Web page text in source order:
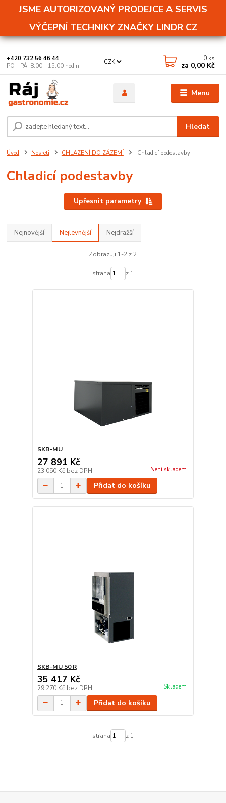
JSME AUTORIZOVANÝ PRODEJCE A SERVIS
VÝČEPNÍ TECHNIKY ZNAČKY LINDR CZ
Menu
CZK
Hledat
+420 732 56 46 44
PO - PÁ: 8:00 - 15:00 hodin
0 ks
za 0,00 Kč
Úvod Nosreti CHLAZENÍ DO ZÁZEMÍ Chladicí podestavby
Chladicí podestavby
Upřesnit parametry
Nejnovější Nejlevnější Nejdražší
Zobrazuji 1-2 z 2
strana z 1
SKB-MU
27 891 Kč
23 050 Kč bez DPH Není skladem
Přidat do košíku
SKB-MU 50 R
35 417 Kč
29 270 Kč bez DPH Skladem
Přidat do košíku
strana z 1